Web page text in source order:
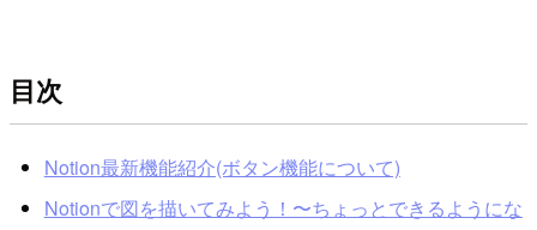
目次
Notion最新機能紹介(ボタン機能について)
Notionで図を描いてみよう！〜ちょっとできるようにな